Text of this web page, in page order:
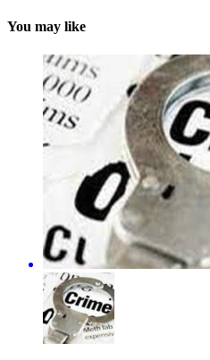
You may like